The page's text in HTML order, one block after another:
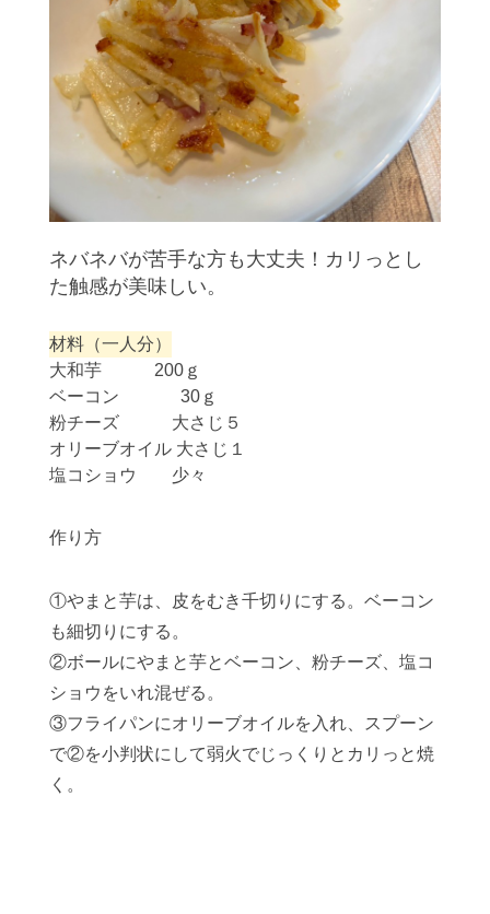
ネバネバが苦手な方も大丈夫！カリっとし
た触感が美味しい。
材料（一人分）
大和芋 200ｇ
ベーコン 30ｇ
粉チーズ 大さじ５
オリーブオイル 大さじ１
塩コショウ 少々
作り方
①やまと芋は、皮をむき千切りにする。ベーコン
も細切りにする。
②ボールにやまと芋とベーコン、粉チーズ、塩コ
ショウをいれ混ぜる。
③フライパンにオリーブオイルを入れ、スプーン
で②を小判状にして弱火でじっくりとカリっと焼
く。